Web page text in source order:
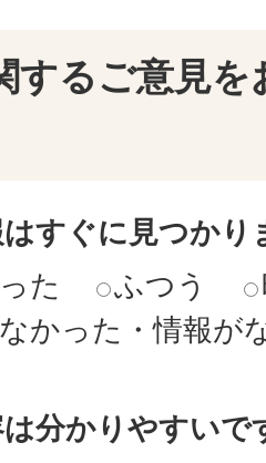
するご意見を
すぐに見つかり
た
ふつう
かった・情報が
分かりやすいで